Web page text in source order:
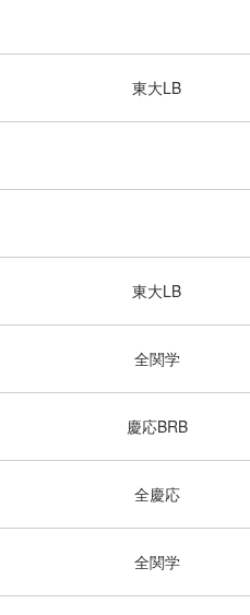
東大LB
東大LB
全関学
慶応BRB
全慶応
全関学